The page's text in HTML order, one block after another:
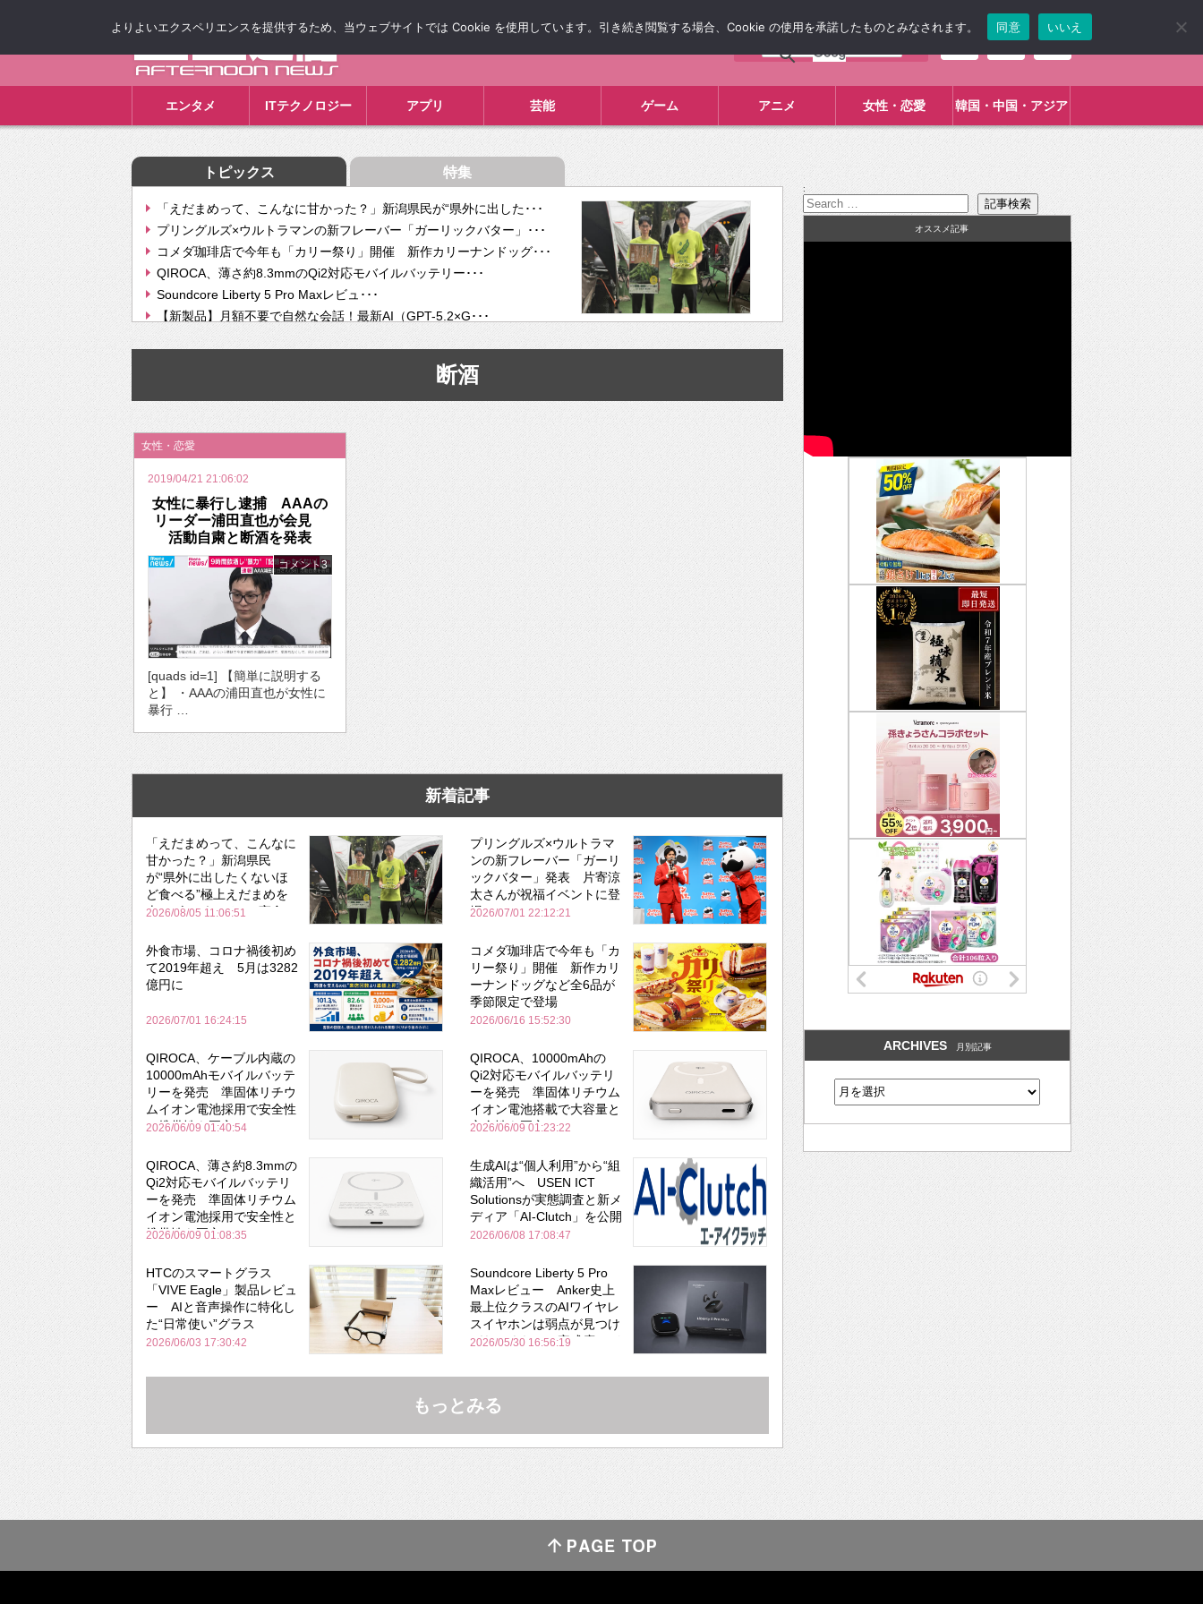
エンタメ ITテクノロジー アプリ 芸能 ゲーム アニメ 女性・恋愛 韓国・中国・アジア
トピックス 特集
「えだまめって、こんなに甘かった？」新潟県民が“県外に出した･･･
プリングルズ×ウルトラマンの新フレーバー「ガーリックバター」･･･
コメダ珈琲店で今年も「カリー祭り」開催 新作カリーナンドッグ･･･
QIROCA、薄さ約8.3mmのQi2対応モバイルバッテリー･･･
Soundcore Liberty 5 Pro Maxレビュ･･･
【新製品】月額不要で自然な会話！最新AI（GPT-5.2×G･･･
【次世代の没入感と生産性】VITURE Luma Ultra･･･
挫折率8割の壁をAIで突破。ジャストシステム、”自分が今話し･･･
2026年のバレンタインは「自分で作って、想いを渡す」 TE･･･
断酒
女性・恋愛
2019/04/21 21:06:02
女性に暴行し逮捕 AAAの
リーダー浦田直也が会見
活動自粛と断酒を発表
コメント3
[quads id=1] 【簡単に説明する
と】 ・AAAの浦田直也が女性に
暴行 …
新着記事
「えだまめって、こんなに
甘かった？」新潟県民
が“県外に出したくないほ
ど食べる”極上えだまめを
森のビアガーデンで実食
2026/08/05 11:06:51
プリングルズ×ウルトラマ
ンの新フレーバー「ガーリ
ックバター」発表 片寄涼
太さんが祝福イベントに登
場
2026/07/01 22:12:21
外食市場、コロナ禍後初め
て2019年超え 5月は3282
億円に
2026/07/01 16:24:15
コメダ珈琲店で今年も「カ
リー祭り」開催 新作カリ
ーナンドッグなど全6品が
季節限定で登場
2026/06/16 15:52:30
QIROCA、ケーブル内蔵の
10000mAhモバイルバッテ
リーを発売 準固体リチウ
ムイオン電池採用で安全性
と携帯性を両立
2026/06/09 01:40:54
QIROCA、10000mAhの
Qi2対応モバイルバッテリ
ーを発売 準固体リチウム
イオン電池搭載で大容量と
安全性を両立
2026/06/09 01:23:22
QIROCA、薄さ約8.3mmの
Qi2対応モバイルバッテリ
ーを発売 準固体リチウム
イオン電池採用で安全性と
携帯性を両立
2026/06/09 01:08:35
生成AIは“個人利用”から“組
織活用”へ USEN ICT
Solutionsが実態調査と新メ
ディア「AI-Clutch」を公開
2026/06/08 17:08:47
HTCのスマートグラス
「VIVE Eagle」製品レビュ
ー AIと音声操作に特化し
た“日常使い”グラス
2026/06/03 17:30:42
Soundcore Liberty 5 Pro
Maxレビュー Anker史上
最上位クラスのAIワイヤレ
スイヤホンは弱点が見つけ
づらいくらいの完成度にび
Bose並み
2026/05/30 16:56:19
もっとみる
:
オススメ記事
ARCHIVES 月別記事
よりよいエクスペリエンスを提供するため、当ウェブサイトでは Cookie を使用しています。引き続き閲覧する場合、Cookie の使用を承諾したものとみなされます。 同意 いいえ